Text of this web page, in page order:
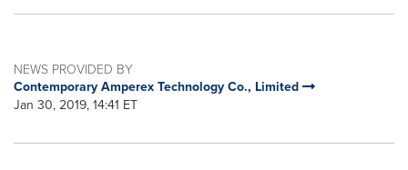
NEWS PROVIDED BY
Contemporary Amperex Technology Co., Limited
Jan 30, 2019, 14:41 ET